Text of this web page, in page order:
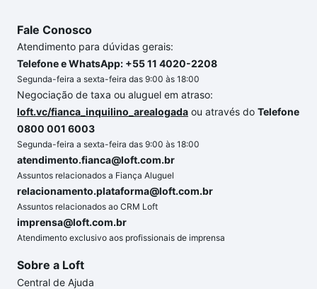
Fale Conosco
Atendimento para dúvidas gerais:
Telefone e WhatsApp: +55 11 4020-2208
Segunda-feira a sexta-feira das 9:00 às 18:00
Negociação de taxa ou aluguel em atraso:
loft.vc/fianca_inquilino_arealogada ou através do Telefone
0800 001 6003
Segunda-feira a sexta-feira das 9:00 às 18:00
atendimento.fianca@loft.com.br
Assuntos relacionados a Fiança Aluguel
relacionamento.plataforma@loft.com.br
Assuntos relacionados ao CRM Loft
imprensa@loft.com.br
Atendimento exclusivo aos profissionais de imprensa
Sobre a Loft
Central de Ajuda